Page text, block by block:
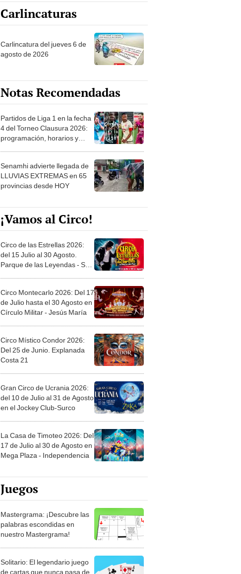
Carlincaturas
Carlincatura del jueves 6 de
agosto de 2026
Notas Recomendadas
Partidos de Liga 1 en la fecha
4 del Torneo Clausura 2026:
programación, horarios y
dónde ver
Senamhi advierte llegada de
LLUVIAS EXTREMAS en 65
provincias desde HOY
¡Vamos al Circo!
Circo de las Estrellas 2026:
del 15 Julio al 30 Agosto.
Parque de las Leyendas - San
Miguel
Circo Montecarlo 2026: Del 17
de Julio hasta el 30 Agosto en
Círculo Militar - Jesús María
Circo Místico Condor 2026:
Del 25 de Junio. Explanada
Costa 21
Gran Circo de Ucrania 2026:
del 10 de Julio al 31 de Agosto
en el Jockey Club-Surco
La Casa de Timoteo 2026: Del
17 de Julio al 30 de Agosto en
Mega Plaza - Independencia
Juegos
Mastergrama: ¡Descubre las
palabras escondidas en
nuestro Mastergrama!
Solitario: El legendario juego
de cartas que nunca pasa de